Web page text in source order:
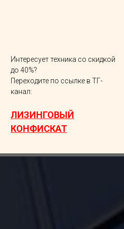
Получить расчет
Все данные защищены
безопасности.
Интересует техника со скидкой
до 40%?
Переходите по ссылке в ТГ-
канал:
ЛИЗИНГОВЫЙ
КОНФИСКАТ